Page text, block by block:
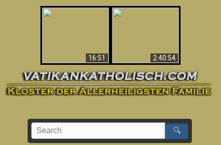
16:51
2:40:54
🔍